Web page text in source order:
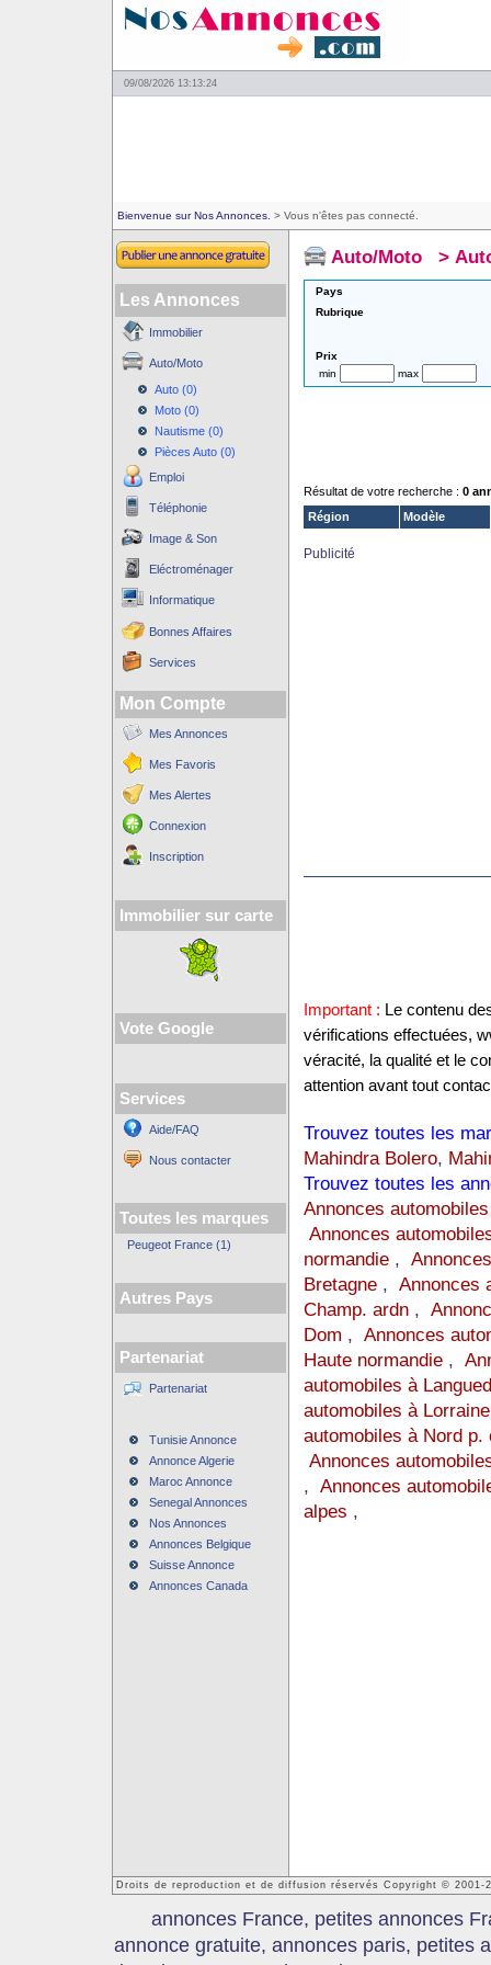
09/08/2026 13:13:24
Bienvenue sur Nos Annonces. > Vous n'êtes pas connecté.
Les Annonces
Immobilier
Auto/Moto
Auto (0)
Moto (0)
Nautisme (0)
Pièces Auto (0)
Emploi
Téléphonie
Image & Son
Eléctroménager
Informatique
Bonnes Affaires
Services
Mon Compte
Mes Annonces
Mes Favoris
Mes Alertes
Connexion
Inscription
Immobilier sur carte
Vote Google
Services
Aide/FAQ
Nous contacter
Toutes les marques
Peugeot France (1)
Autres Pays
Partenariat
Partenariat
Tunisie Annonce
Annonce Algerie
Maroc Annonce
Senegal Annonces
Nos Annonces
Annonces Belgique
Suisse Annonce
Annonces Canada
Auto/Moto >
Pays
Rubrique
Prix
min
max
Résultat de votre recherche : 0
Région
Modèle
Publicité
Important : Le contenu
vérifications effectuées,
véracité, la qualité et le
attention avant tout
Trouvez toutes les
Mahindra Bolero,
Trouvez toutes les
Annonces
Annonces
normandie,
Bretagne, Annonces
Champ. ardn,
Dom , Annonces
Haute normandie,
automobiles à
automobiles à Lorraine
automobiles à Nord p.
Annonces
, Annonces
alpes ,
Droits de reproduction et de diffusion réservés Copyright © 2001-
annonces France, petites annonces
annonce gratuite, annonces paris, petites